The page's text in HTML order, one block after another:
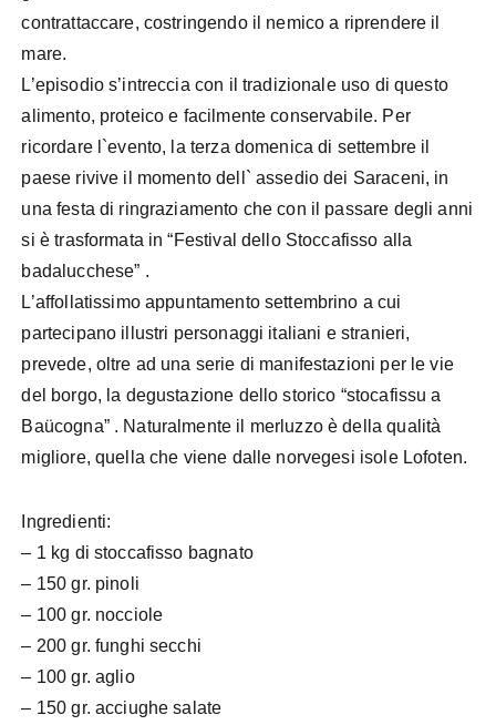
contrattaccare, costringendo il nemico a riprendere il
mare.
L’episodio s’intreccia con il tradizionale uso di questo
alimento, proteico e facilmente conservabile. Per
ricordare l`evento, la terza domenica di settembre il
paese rivive il momento dell` assedio dei Saraceni, in
una festa di ringraziamento che con il passare degli anni
si è trasformata in “Festival dello Stoccafisso alla
badalucchese” .
L’affollatissimo appuntamento settembrino a cui
partecipano illustri personaggi italiani e stranieri,
prevede, oltre ad una serie di manifestazioni per le vie
del borgo, la degustazione dello storico “stocafissu a
Baücogna” . Naturalmente il merluzzo è della qualità
migliore, quella che viene dalle norvegesi isole Lofoten.
Ingredienti:
– 1 kg di stoccafisso bagnato
– 150 gr. pinoli
– 100 gr. nocciole
– 200 gr. funghi secchi
– 100 gr. aglio
– 150 gr. acciughe salate